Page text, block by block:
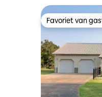
Favoriet van
Favoriet van